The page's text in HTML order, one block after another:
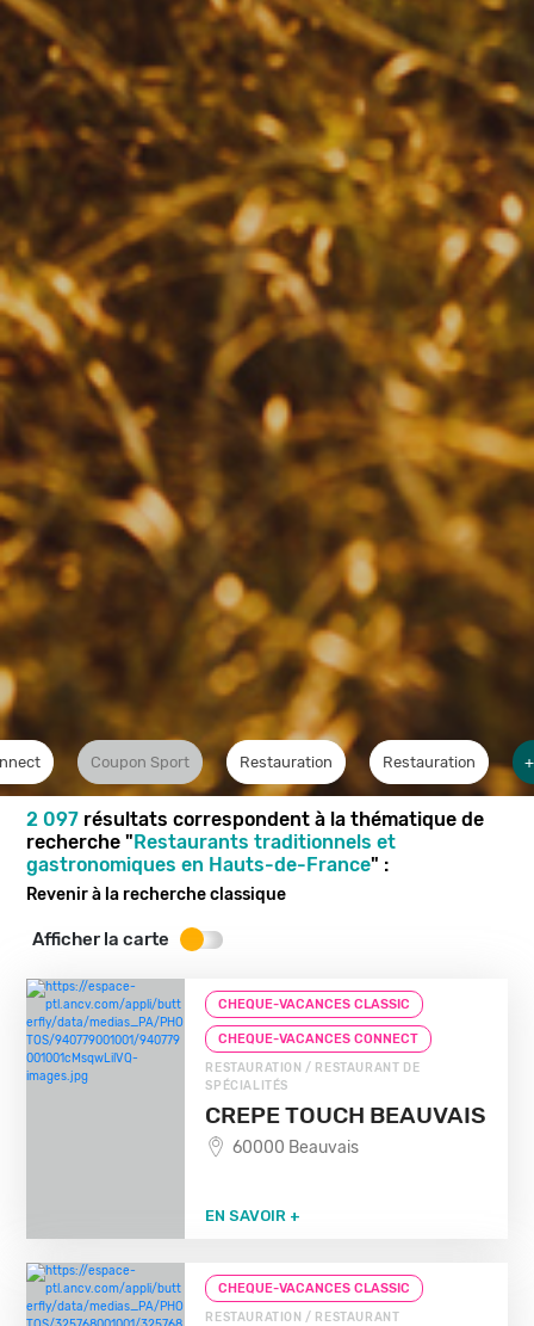
Coupon Sport Restauration Restauration
2 097 résultats correspondent à la thématique de
recherche "Restaurants traditionnels et
gastronomiques en Hauts-de-France" :
Revenir à la recherche classique
Afficher la carte
CHEQUE-VACANCES CLASSIC
CHEQUE-VACANCES CONNECT
RESTAURATION / RESTAURANT DE
SPÉCIALITÉS
CREPE TOUCH BEAUVAIS
60000 Beauvais
EN SAVOIR +
CHEQUE-VACANCES CLASSIC
RESTAURATION / RESTAURANT